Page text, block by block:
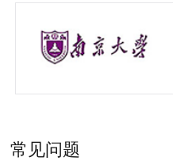
常见问题